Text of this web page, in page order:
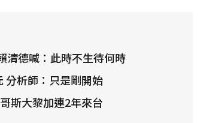
清德喊：此時不生待何時
分析師：只是剛開始
斯大黎加連2年來台